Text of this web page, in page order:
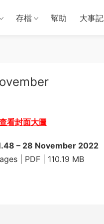
存檔 幫助 大事記
看封面大圖
– 28 November 2022
| PDF | 110.19 MB